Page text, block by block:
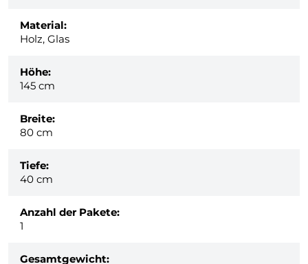
Material:
Holz, Glas
Höhe:
145 cm
Breite:
80 cm
Tiefe:
40 cm
Anzahl der Pakete:
1
Gesamtgewicht: